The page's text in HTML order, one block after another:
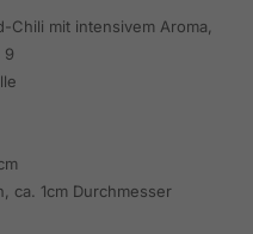
mit intensivem Aroma,
9
ca. 1cm Durchmesser